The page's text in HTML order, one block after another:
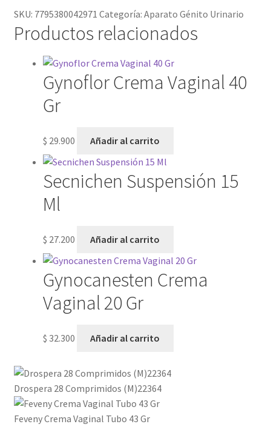
SKU: 7795380042971 Categoría: Aparato Génito Urinario
Productos relacionados
Gynoflor Crema Vaginal 40
Gr
$ 29.900 Añadir al carrito
Secnichen Suspensión 15
Ml
$ 27.200 Añadir al carrito
Gynocanesten Crema
Vaginal 20 Gr
$ 32.300 Añadir al carrito
Drospera 28 Comprimidos (M)22364
Feveny Crema Vaginal Tubo 43 Gr